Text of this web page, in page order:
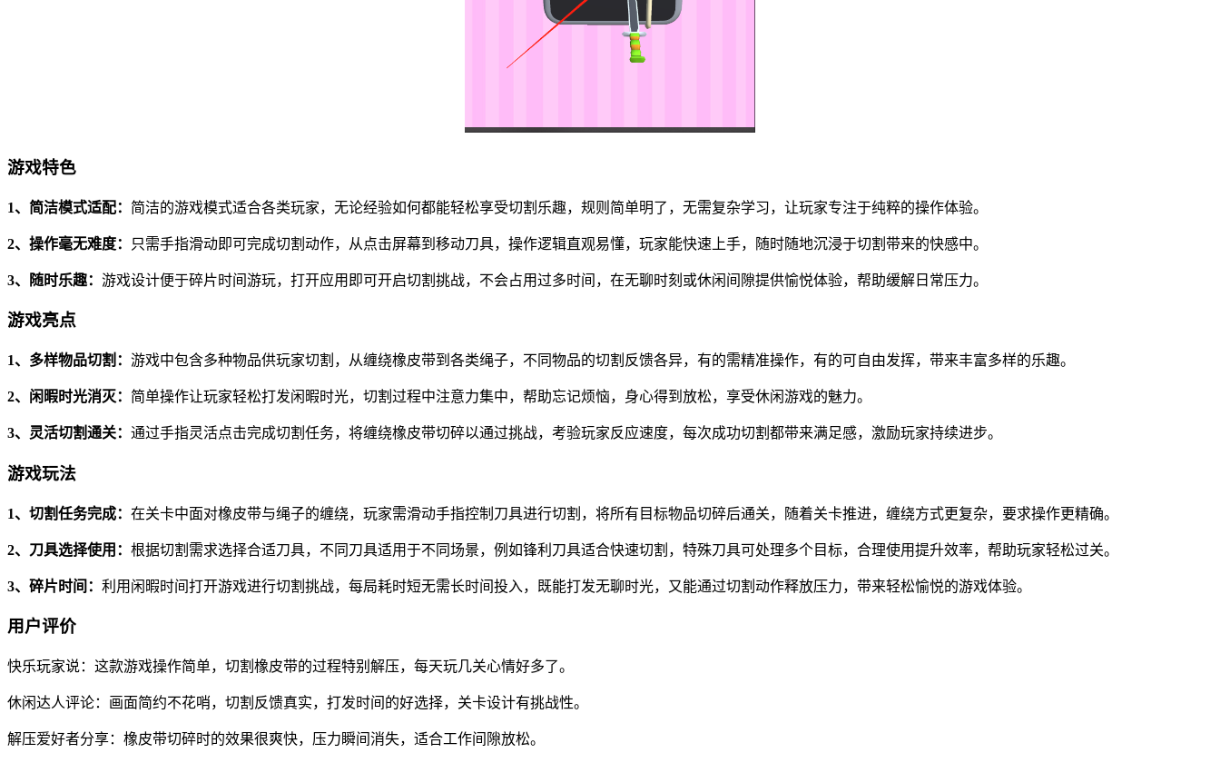
游戏特色
1、简洁模式适配： 简洁的游戏模式适合各类玩家，无论经验如何都能轻松享受切割乐趣，规则简单明了，无需复杂学习，让玩家专注于纯粹的操作体验。
2、操作毫无难度： 只需手指滑动即可完成切割动作，从点击屏幕到移动刀具，操作逻辑直观易懂，玩家能快速上手，随时随地沉浸于切割带来的快感中。
3、随时乐趣： 游戏设计便于碎片时间游玩，打开应用即可开启切割挑战，不会占用过多时间，在无聊时刻或休闲间隙提供愉悦体验，帮助缓解日常压力。
游戏亮点
1、多样物品切割： 游戏中包含多种物品供玩家切割，从缠绕橡皮带到各类绳子，不同物品的切割反馈各异，有的需精准操作，有的可自由发挥，带来丰富多样的乐趣。
2、闲暇时光消灭： 简单操作让玩家轻松打发闲暇时光，切割过程中注意力集中，帮助忘记烦恼，身心得到放松，享受休闲游戏的魅力。
3、灵活切割通关： 通过手指灵活点击完成切割任务，将缠绕橡皮带切碎以通过挑战，考验玩家反应速度，每次成功切割都带来满足感，激励玩家持续进步。
游戏玩法
1、切割任务完成： 在关卡中面对橡皮带与绳子的缠绕，玩家需滑动手指控制刀具进行切割，将所有目标物品切碎后通关，随着关卡推进，缠绕方式更复杂，要求操作更精确。
2、刀具选择使用： 根据切割需求选择合适刀具，不同刀具适用于不同场景，例如锋利刀具适合快速切割，特殊刀具可处理多个目标，合理使用提升效率，帮助玩家轻松过关。
3、碎片时间： 利用闲暇时间打开游戏进行切割挑战，每局耗时短无需长时间投入，既能打发无聊时光，又能通过切割动作释放压力，带来轻松愉悦的游戏体验。
用户评价
快乐玩家说：这款游戏操作简单，切割橡皮带的过程特别解压，每天玩几关心情好多了。
休闲达人评论：画面简约不花哨，切割反馈真实，打发时间的好选择，关卡设计有挑战性。
解压爱好者分享：橡皮带切碎时的效果很爽快，压力瞬间消失，适合工作间隙放松。